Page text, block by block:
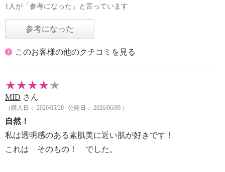
1人が「参考になった」と言っています
参考になった
このお客様の他のクチコミを見る
MID さん
（購入日： 2026/05/20 | 公開日： 2026/06/09 ）
自然！
私は透明感のある素肌美に近い肌が好きです！
これは そのもの！ でした。